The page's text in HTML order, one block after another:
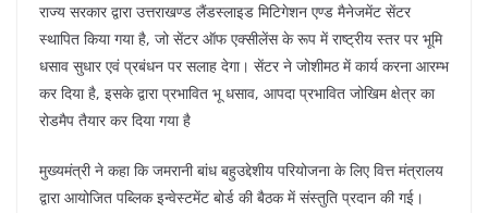
राज्य सरकार द्वारा उत्तराखण्ड लैंडस्लाइड मिटिगेशन एण्ड मैनेजमेंट सेंटर
स्थापित किया गया है, जो सेंटर ऑफ एक्सीलेंस के रूप में राष्ट्रीय स्तर पर भूमि
धसाव सुधार एवं प्रबंधन पर सलाह देगा। सेंटर ने जोशीमठ में कार्य करना आरम्भ
कर दिया है, इसके द्वारा प्रभावित भू धसाव, आपदा प्रभावित जोखिम क्षेत्र का
रोडमैप तैयार कर दिया गया है
मुख्यमंत्री ने कहा कि जमरानी बांध बहुउद्देशीय परियोजना के लिए वित्त मंत्रालय
द्वारा आयोजित पब्लिक इन्वेस्टमेंट बोर्ड की बैठक में संस्तुति प्रदान की गई।